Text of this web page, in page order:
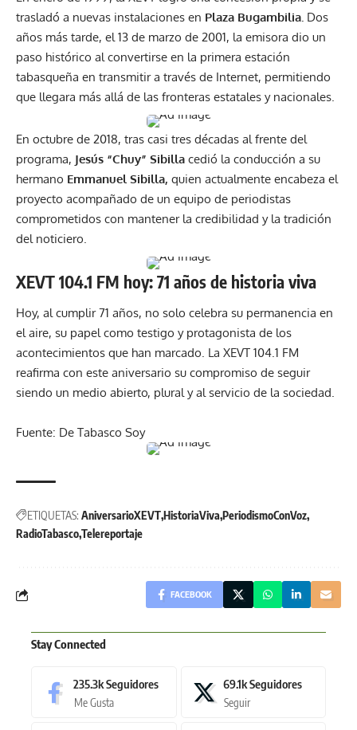
trasladó a nuevas instalaciones en Plaza Bugambilia. Dos
años más tarde, el 13 de marzo de 2001, la emisora dio un
paso histórico al convertirse en la primera estación
tabasqueña en transmitir a través de Internet, permitiendo
que llegara más allá de las fronteras estatales y nacionales.
En octubre de 2018, tras casi tres décadas al frente del
programa, Jesús “Chuy” Sibilla cedió la conducción a su
hermano Emmanuel Sibilla, quien actualmente encabeza el
proyecto acompañado de un equipo de periodistas
comprometidos con mantener la credibilidad y la tradición
del noticiero.
XEVT 104.1 FM hoy: 71 años de historia viva
Hoy, al cumplir 71 años, no solo celebra su permanencia en
el aire, su papel como testigo y protagonista de los
acontecimientos que han marcado. La XEVT 104.1 FM
reafirma con este aniversario su compromiso de seguir
siendo un medio abierto, plural y al servicio de la sociedad.
Fuente: De Tabasco Soy
ETIQUETAS: AniversarioXEVTHistoriaViva PeriodismoConVoz
RadioTabascoTelereportaje
FACEBOOK
Stay Connected
235.3kSeguidores
Me Gusta
69.1kSeguidores
Seguir